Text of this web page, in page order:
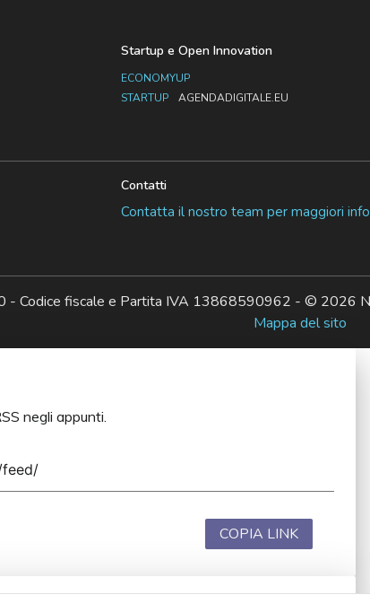
Startup e Open Innovation
ECONOMYUP
STARTUP
AGENDADIGITALE.EU
Contatti
Contatta il nostro team per maggiori
- Codice fiscale e Partita IVA 13868590962 - © 2026
Mappa del sito
negli appunti.
COPIA LINK